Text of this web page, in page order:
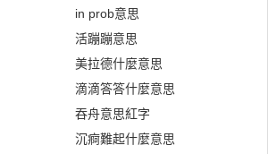
in prob意思
活蹦蹦意思
美拉德什麼意思
滴滴答答什麼意思
吞舟意思紅字
沉痾難起什麼意思